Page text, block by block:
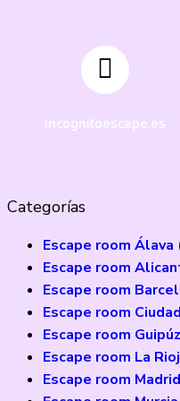
incognitoescape.es
Categorías
Escape room Álava
Escape room
Escape room
Escape room
Escape room
Escape room La
Escape room Madrid